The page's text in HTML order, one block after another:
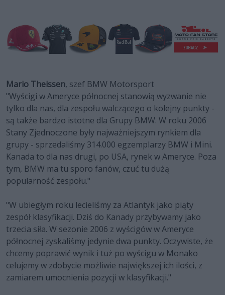
Mario Theissen, szef BMW Motorsport
"Wyścigi w Ameryce północnej stanowią wyzwanie nie
tylko dla nas, dla zespołu walczącego o kolejny punkty -
są także bardzo istotne dla Grupy BMW. W roku 2006
Stany Zjednoczone były najważniejszym rynkiem dla
grupy - sprzedaliśmy 314.000 egzemplarzy BMW i Mini.
Kanada to dla nas drugi, po USA, rynek w Ameryce. Poza
tym, BMW ma tu sporo fanów, czuć tu dużą
popularność zespołu."
"W ubiegłym roku lecieliśmy za Atlantyk jako piąty
zespół klasyfikacji. Dziś do Kanady przybywamy jako
trzecia siła. W sezonie 2006 z wyścigów w Ameryce
północnej zyskaliśmy jedynie dwa punkty. Oczywiste, że
chcemy poprawić wynik i tuż po wyścigu w Monako
celujemy w zdobycie możliwie największej ich ilości, z
zamiarem umocnienia pozycji w klasyfikacji."